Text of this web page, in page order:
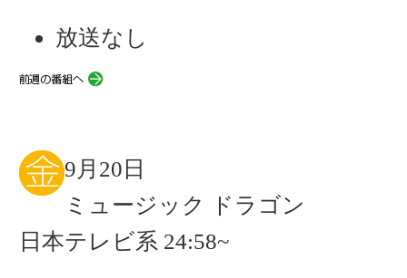
放送なし
9月20日
ミュージック ドラゴン
日本テレビ系 24:58~